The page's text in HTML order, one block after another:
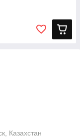
Казахстан